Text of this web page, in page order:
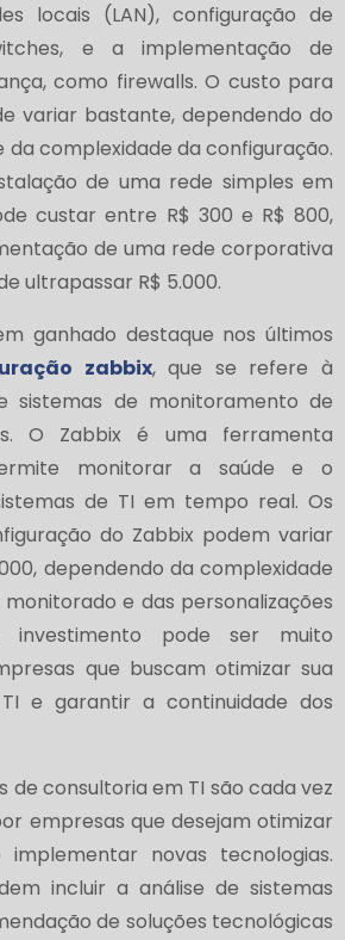
locais (LAN), configuração de
e a implementação de
como firewalls. O custo para
variar bastante, dependendo do
da complexidade da configuração.
de uma rede simples em
custar entre R$ 300 e R$ 800,
de uma rede corporativa
ultrapassar R$ 5.000.
ganhado destaque nos últimos
zabbix, que se refere à
sistemas de monitoramento de
O Zabbix é uma ferramenta
monitorar a saúde e o
de TI em tempo real. Os
do Zabbix podem variar
dependendo da complexidade
e das personalizações
investimento pode ser muito
que buscam otimizar sua
e garantir a continuidade dos
de consultoria em TI são cada vez
empresas que desejam otimizar
implementar novas tecnologias.
incluir a análise de sistemas
de soluções tecnológicas